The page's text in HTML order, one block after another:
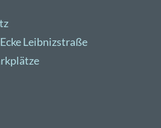
Leibnizstraße